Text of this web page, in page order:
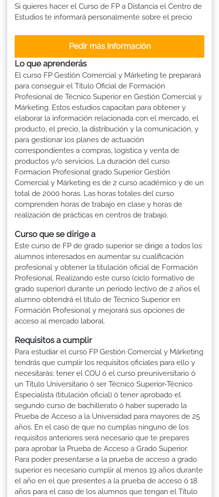
Si quieres hacer el Curso de FP a Distancia el Centro de
Estudios te informará personalmente sobre el precio
Pedir más Información
Lo que aprenderás
El curso FP Gestión Comercial y Márketing te preparará
para conseguir el Título Oficial de Formación
Profesional de Técnico Superior en Gestión Comercial y
Márketing. Estos estudios capacitan para obtener y
elaborar la información relacionada con el mercado, el
producto, el precio, la distribución y la comunicación, y
para gestionar los planes de actuación
correspondientes a compras, logística y venta de
productos y/o servicios. La duración del curso
Formacion Profesional grado Superior Gestión
Comercial y Márketing es de 2 curso académico y de un
total de 2000 horas. Las horas totales del curso
comprenden horas de trabajo en clase y horas de
realización de prácticas en centros de trabajo.
Curso que se dirige a
Este curso de FP de grado superior se dirige a todos los
alumnos interesados en aumentar su cualificación
profesional y obtener la titulación oficial de Formación
Profesional. Realizando este curso (ciclo formativo de
grado superior) durante un período lectivo de 2 años el
alumno obtendrá el título de Técnico Superior en
Formación Profesional y mejorará sus opciones de
acceso al mercado laboral.
Requisitos a cumplir
Para estudiar el curso FP Gestión Comercial y Márketing
tendrás que cumplir los requisitos oficiales para ello y
necesitarás: tener el COU ó el curso preuniversitario ó
un Título Universitario ó ser Técnico Superior-Técnico
Especialista (titulación oficial) ó tener aprobado el
segundo curso de bachillerato ó haber superado la
Prueba de Acceso a la Universidad para mayores de 25
años. En el caso de que no cumplas ninguno de los
requisitos anteriores será necesario que te prepares
para aprobar la Prueba de Acceso a Grado Superior.
Para poder presentarse a la prueba de acceso a grado
superior es necesario cumplir al menos 19 años durante
el año en el que presentes a la prueba de acceso ó 18
años para el caso de los alumnos que tengan el Título